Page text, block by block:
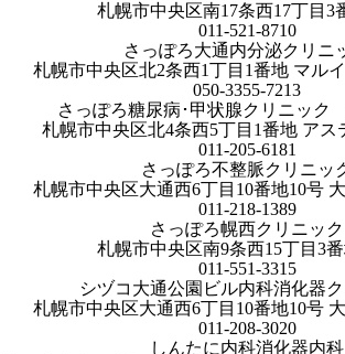
札幌市中央区南17条西17丁目3
011-521-8710
さっぽろ大通内分泌クリニ
札幌市中央区北2条西1丁目1番地 マル
050-3355-7213
さっぽろ糖尿病･甲状腺クリニック
札幌市中央区北4条西5丁目1番地 アス
011-205-6181
さっぽろ不整脈クリニッ
札幌市中央区大通西6丁目10番地10号
011-218-1389
さっぽろ幌西クリニック
札幌市中央区南9条西15丁目3
011-551-3315
シヅコ大通公園ビル内科消化器
札幌市中央区大通西6丁目10番地10号
011-208-3020
しんたに内科消化器内科